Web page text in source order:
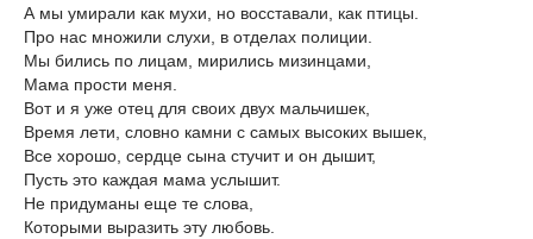
А мы умирали как мухи, но восставали, как птицы.
Про нас множили слухи, в отделах полиции.
Мы бились по лицам, мирились мизинцами,
Мама прости меня.
Вот и я уже отец для своих двух мальчишек,
Время лети, словно камни с самых высоких вышек,
Все хорошо, сердце сына стучит и он дышит,
Пусть это каждая мама услышит.
Не придуманы еще те слова,
Которыми выразить эту любовь.